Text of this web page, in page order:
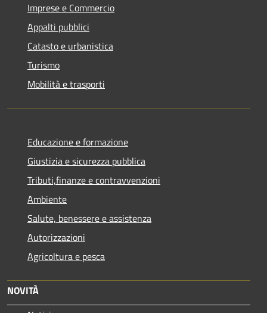
Imprese e Commercio
Appalti pubblici
Catasto e urbanistica
Turismo
Mobilità e trasporti
Educazione e formazione
Giustizia e sicurezza pubblica
Tributi,finanze e contravvenzioni
Ambiente
Salute, benessere e assistenza
Autorizzazioni
Agricoltura e pesca
NOVITÀ